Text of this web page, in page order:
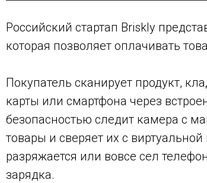
Российский стартап Briskly
которая позволяет оплачивать
Покупатель сканирует продукт,
карты или смартфона через
безопасностью следит камера с
товары и сверяет их с
разряжается или вовсе сел
зарядка.